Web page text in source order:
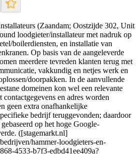
(Zaandam; Oostzijde 302, Unit
loodgieter/installateur met nadruk op
boilerdiensten, en installatie van
Op basis van de aangeleverde
meerdere tevreden klanten terug met
vakkundig en netjes werk en
doorpakken. In de aanvullende
domeinen kon wel een relevante
en adres worden
geen extra onafhankelijke
bedrijf teruggevonden; daardoor
op het hoge Google-
([stagemarkt.nl]
hammer-loodgieters-en-
4533-b7f3-edbd41ee409a?